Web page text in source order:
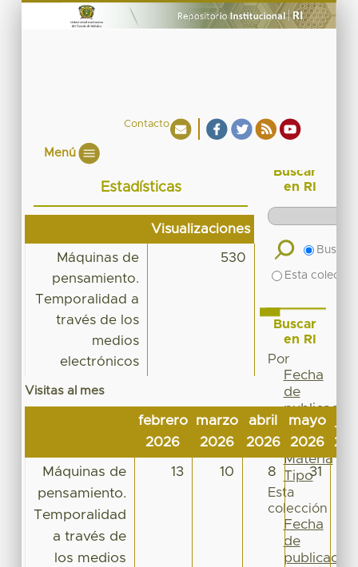
Contacto
Menú
Estadísticas
Visualizaciones
Máquinas de
pensamiento.
Temporalidad a
través de los
medios
electrónicos
530
Visitas al mes
febrero
2026
marzo
2026
abril
2026
mayo
2026
Máquinas de
pensamiento.
Temporalidad
a través de
los medios
13 10 8 31
Buscar
en RI
Buscar
Esta
Buscar
en RI
Por
Fecha
de
publicación
Autor
Título
Materia
Tipo
Esta
colección
Fecha
de
publicación